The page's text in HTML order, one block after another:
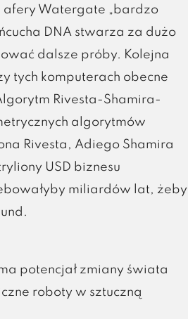
afery Watergate „bardzo
DNA stwarza za dużo
dalsze próby. Kolejna
tych komputerach obecne
Rivesta-Shamira-
algorytmów
Rivesta, Adiego Shamira
USD biznesu
miliardów lat, żeby
potencjał zmiany świata
roboty w sztuczną